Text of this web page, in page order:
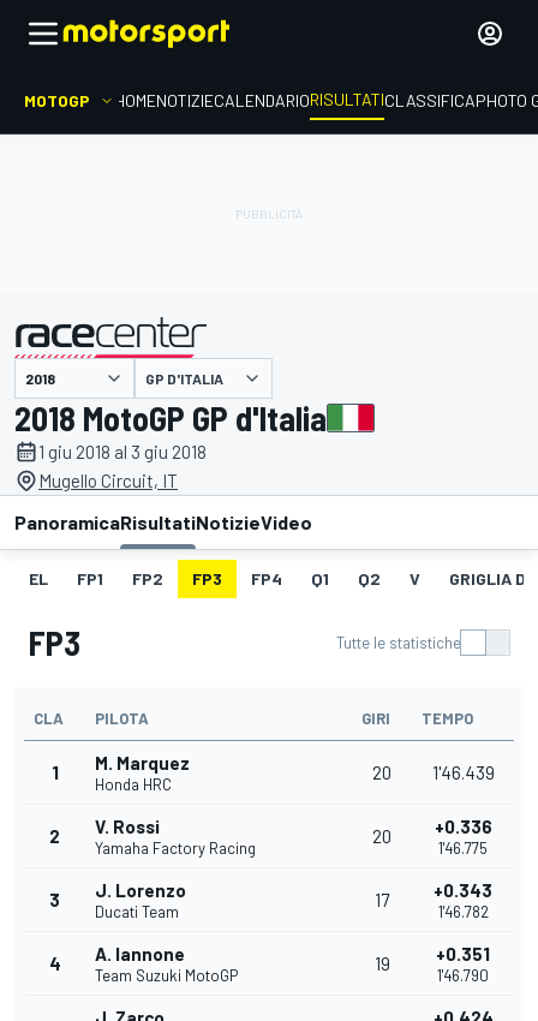
MOTOGP HOMENOTIZIECALENDARIORISULTATICLASSIFICAPHOTO
presentato da GP D'ITALIA
2018 MotoGP GP d'Italia
1 giu 2018 al 3 giu 2018
Mugello Circuit, IT
PanoramicaRisultatiNotizieVideo
EL FP1 FP2 FP3 FP4 Q1 Q2 V GRIGLIA DI
FP3 Tutte le statistiche
CLA PILOTA GIRI TEMPO
1 M. Marquez
Honda HRC
20 1'46.439
2 V. Rossi
Yamaha Factory Racing
20 +0.336
1'46.775
3 J. Lorenzo
Ducati Team
17 +0.343
1'46.782
4 A. Iannone
Team Suzuki MotoGP
19 +0.351
1'46.790